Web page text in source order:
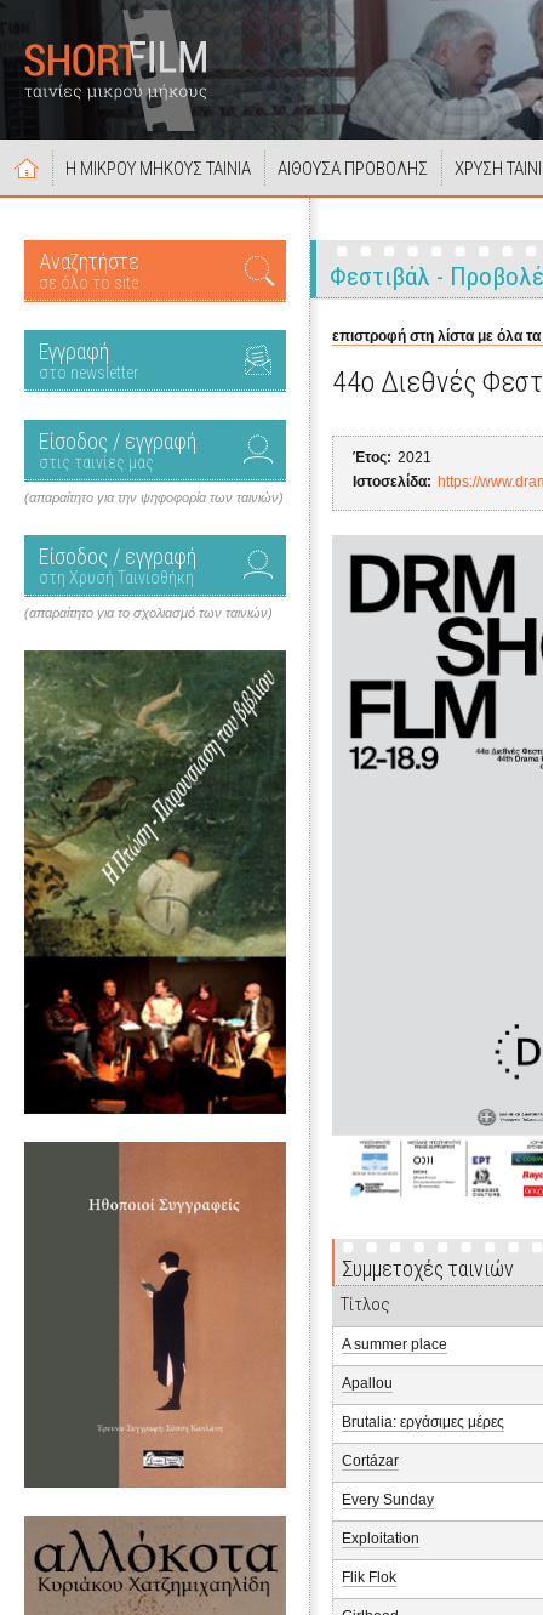
Η ΜΙΚΡΟΥ ΜΗΚΟΥΣ ΤΑΙΝΙΑ ΑΙΘΟΥΣΑ ΠΡΟΒΟΛΗΣ ΧΡΥΣΗ
Αναζητήστε
σε όλο το site
Εγγραφή
στο newsletter
Είσοδος / εγγραφή
στις ταινίες μας
(απαραίτητο για την ψηφοφορία των ταινιών)
Είσοδος / εγγραφή
στη Χρυσή Ταινιοθήκη
(απαραίτητο για το σχολιασμό των ταινιών)
Φεστιβάλ -
επιστροφή στη λίστα με όλα
44o Διεθνές
Έτος: 2021
Ιστοσελίδα: https://
Συμμετοχές ταινιών
Τίτλος
A summer place
Apallou
Brutalia: εργάσιμες μέρες
Cortázar
Every Sunday
Exploitation
Flik Flok